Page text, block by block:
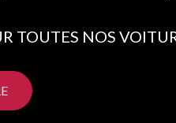
TOUTES NOS